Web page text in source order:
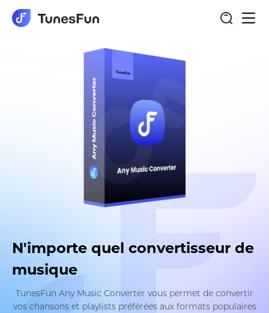
la
N'importe quel convertisseur de
musique
TunesFun Any Music Converter vous permet de convertir
vos chansons et playlists préférées aux formats populaires
Spotify Music Converter